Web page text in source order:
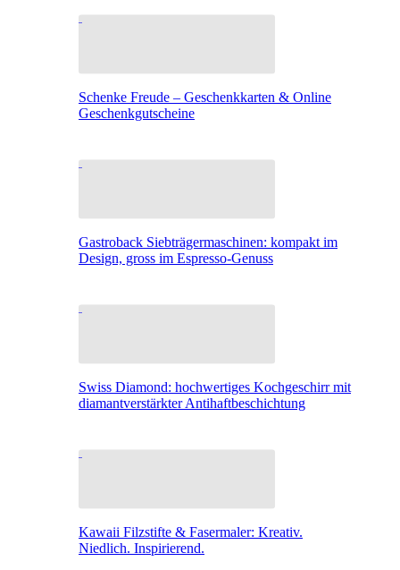
Schenke Freude – Geschenkkarten & Online
Geschenkgutscheine
Gastroback Siebträgermaschinen: kompakt im
Design, gross im Espresso-Genuss
Swiss Diamond: hochwertiges Kochgeschirr mit
diamantverstärkter Antihaftbeschichtung
Kawaii Filzstifte & Fasermaler: Kreativ.
Niedlich. Inspirierend.